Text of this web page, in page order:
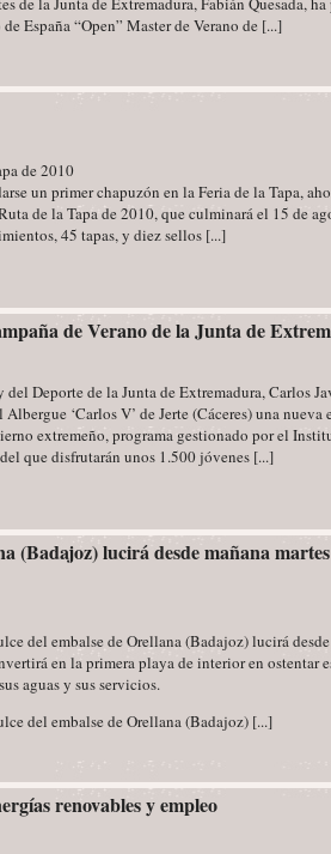
España “Open” Master de Verano de [...]
de 2010
un primer chapuzón en la Feria de la Tapa,
de la Tapa de 2010, que culminará el 15 de
45 tapas, y diez sellos [...]
de Verano de la Junta de
del Deporte de la Junta de Extremadura, Carlos
‘Carlos V’ de Jerte (Cáceres) una
extremeño, programa gestionado por el
que disfrutarán unos 1.500 jóvenes [...]
(Badajoz) lucirá desde mañana
del embalse de Orellana (Badajoz) lucirá
en la primera playa de interior en ostentar
aguas y sus servicios.
del embalse de Orellana (Badajoz) [...]
renovables y empleo